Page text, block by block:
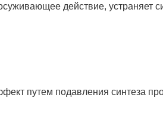
действие, устраняет
путем подавления синтеза